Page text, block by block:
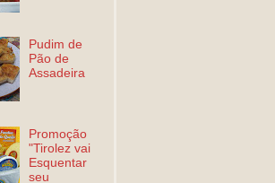
Pudim de
Pão de
Assadeira
Promoção
"Tirolez vai
Esquentar
seu